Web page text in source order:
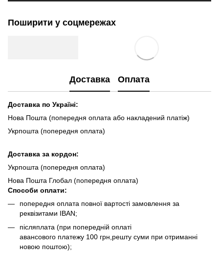
Поширити у соцмережах
Доставка Оплата
Доставка по Україні:
Нова Пошта (попередня оплата або накладений платіж)
Укрпошта (попередня оплата)
Доставка за кордон:
Укрпошта (попередня оплата)
Нова Пошта Глобал (попередня оплата)
Способи оплати:
попередня оплата повної вартості замовлення за
реквізитами IBAN;
післяплата (при попередній оплаті
авансового платежу 100 грн,решту суми при отриманні
новою поштою);